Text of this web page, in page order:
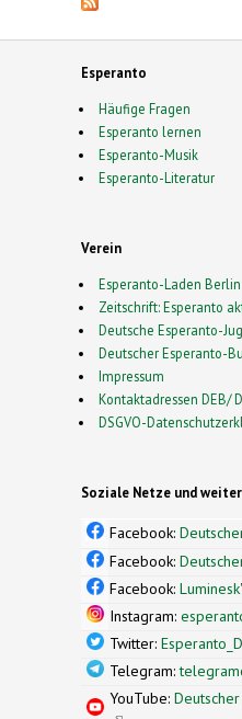
Esperanto
Häufige Fragen
Esperanto lernen
Esperanto-Musik
Esperanto-Literatur
Verein
Esperanto-Laden Berlin
Zeitschrift: Esperanto
Deutsche Esperanto-
Deutscher Esperanto-
Impressum
Kontaktadressen DEB/
DSGVO-
Soziale Netze und
Facebook:
Facebook:
Facebook: Luminesk'
Instagram:
Twitter: Esperanto_D
Telegram:
YouTube: